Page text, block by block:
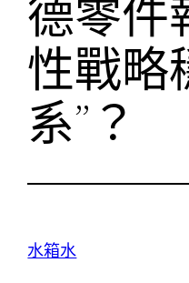
德零件
性戰略
系”？
水箱水